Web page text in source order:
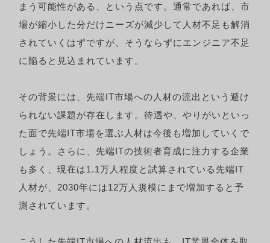
まう可能性がある、という点です。通常であれば、市
場が縮小した分だけニーズが減少して人材不足も解消
されていくはずですが、そうならずにエンジニア不足
に陥ると見込まれています。
その背景には、先端IT市場への人材の流出という避け
られない課題が存在します。待遇や、やりがいといっ
た面で先端IT市場を選ぶ人材は今後も増加していくで
しょう。さらに、先端ITの技術者育成に注力する企業
も多く、現在は1.1万人程度と試算されている先端IT
人材が、2030年には12万人規模にまで増加すると予
測されています。